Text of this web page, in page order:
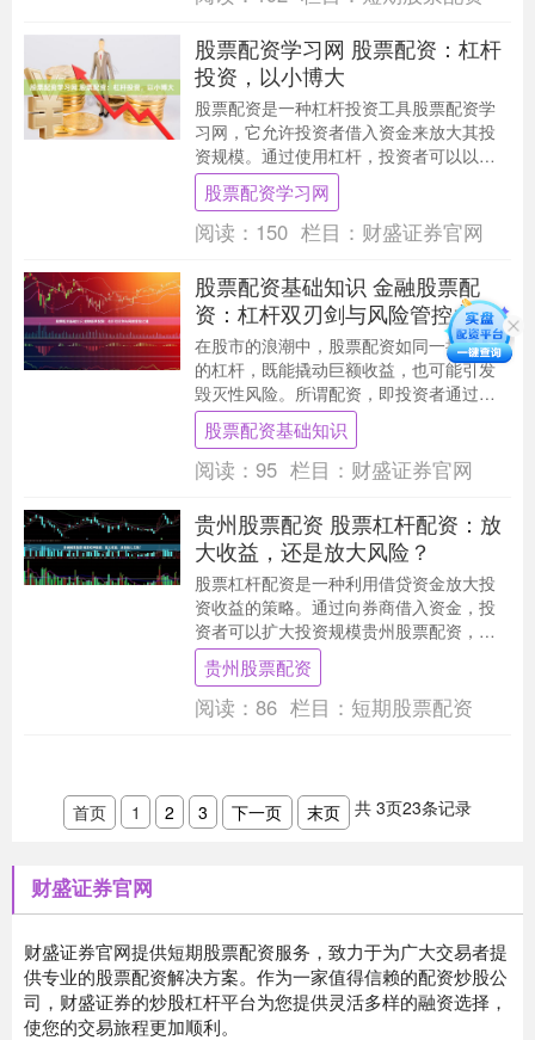
股票配资学习网 股票配资：杠杆
投资，以小博大
股票配资是一种杠杆投资工具股票配资学
习网，它允许投资者借入资金来放大其投
资规模。通过使用杠杆，投资者可以以较
小的本金撬动更大的投资，从而获得更高
的潜在收益。 安....
股票配资学习网
阅读： 150 栏目： 财盛证券官网
股票配资基础知识 金融股票配
资：杠杆双刃剑与风险管控之道
在股市的浪潮中，股票配资如同一把锋利
的杠杆，既能撬动巨额收益，也可能引发
毁灭性风险。所谓配资，即投资者通过借
款扩大交易本金，以小额保证金操控大额
资金进行股票交易....
股票配资基础知识
阅读： 95 栏目： 财盛证券官网
贵州股票配资 股票杠杆配资：放
大收益，还是放大风险？
股票杠杆配资是一种利用借贷资金放大投
资收益的策略。通过向券商借入资金，投
资者可以扩大投资规模贵州股票配资，从
而获得更高的潜在收益。 * **快速配资：**
只需几....
贵州股票配资
阅读： 86 栏目： 短期股票配资
首页 1 2 3 下一页 末页 共 3页23条记录
财盛证券官网
财盛证券官网提供短期股票配资服务，致力于为广大交易者提
供专业的股票配资解决方案。作为一家值得信赖的配资炒股公
司，财盛证券的炒股杠杆平台为您提供灵活多样的融资选择，
使您的交易旅程更加顺利。